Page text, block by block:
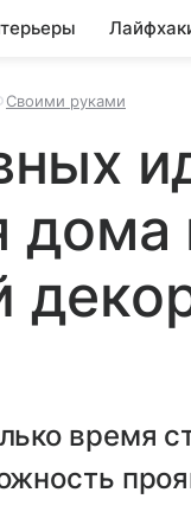
Своими руками
дома
время